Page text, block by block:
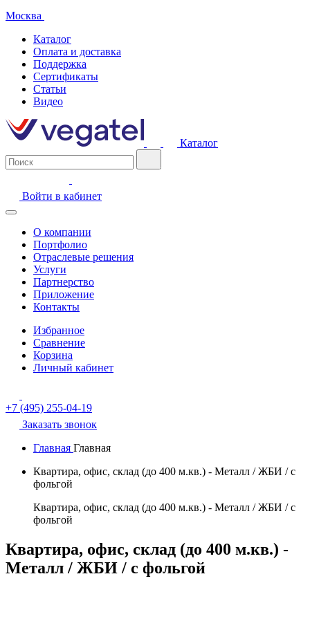
Москва
Каталог
Оплата и доставка
Поддержка
Сертификаты
Статьи
Видео
Каталог
Войти в кабинет
О компании
Портфолио
Отраслевые решения
Услуги
Партнерство
Приложение
Контакты
Избранное
Сравнение
Корзина
Личный кабинет
+7 (495) 255-04-19
Заказать звонок
Главная Главная
Квартира, офис, склад (до 400 м.кв.) - Металл / ЖБИ / с
фольгой
Квартира, офис, склад (до 400 м.кв.) - Металл / ЖБИ / с
фольгой
Квартира, офис, склад (до 400 м.кв.) -
Металл / ЖБИ / с фольгой